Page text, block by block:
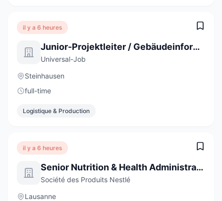
il y a 6 heures
Junior-Projektleiter / Gebäudeinformatiker 80 - 100% (m/w/d)
Universal-Job
Steinhausen
full-time
Logistique & Production
il y a 6 heures
Senior Nutrition & Health Administrative Assistant
Société des Produits Nestlé
Lausanne